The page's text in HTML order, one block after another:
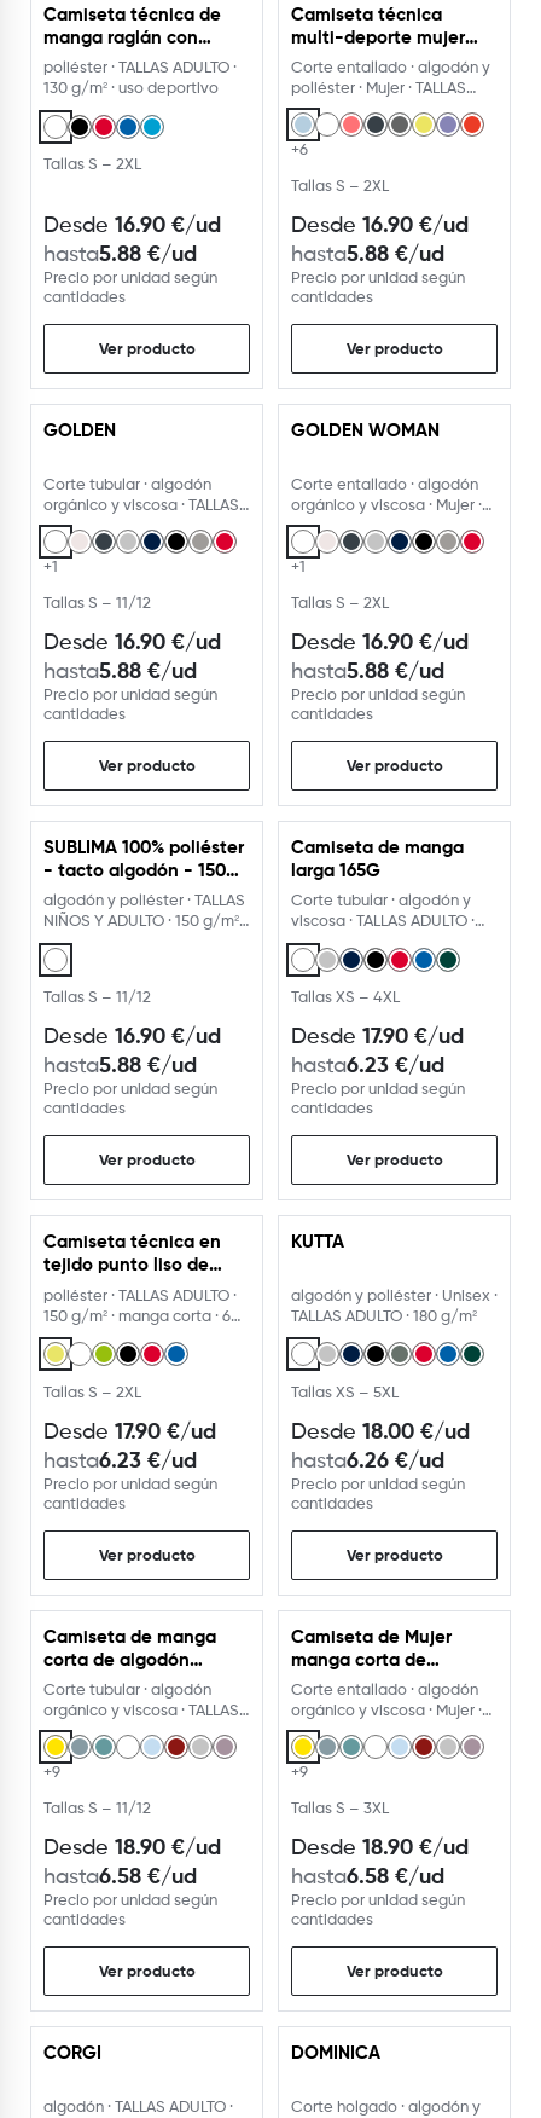
Camiseta técnica de
manga raglán con
lateral sublimado
poliéster · TALLAS ADULTO ·
130 g/m² · uso deportivo
Tallas S – 2XL
Desde 16.90 €/ud
hasta5.88 €/ud
Precio por unidad según
cantidades
Ver producto
Camiseta técnica
multi-deporte mujer
manga corta ranglan
Corte entallado · algodón y
poliéster · Mujer · TALLAS
ADULTO
+6
Tallas S – 2XL
Desde 16.90 €/ud
hasta5.88 €/ud
Precio por unidad según
cantidades
Ver producto
GOLDEN
Corte tubular · algodón
orgánico y viscosa · TALLAS
NIÑOS Y ADULTO
+1
Tallas S – 11/12
Desde 16.90 €/ud
hasta5.88 €/ud
Precio por unidad según
cantidades
Ver producto
GOLDEN WOMAN
Corte entallado · algodón
orgánico y viscosa · Mujer ·
TALLAS ADULTO
+1
Tallas S – 2XL
Desde 16.90 €/ud
hasta5.88 €/ud
Precio por unidad según
cantidades
Ver producto
SUBLIMA 100% poliéster
- tacto algodón - 150
g/m²
algodón y poliéster · TALLAS
NIÑOS Y ADULTO · 150 g/m² ·
camiseta
Tallas S – 11/12
Desde 16.90 €/ud
hasta5.88 €/ud
Precio por unidad según
cantidades
Ver producto
Camiseta de manga
larga 165G
Corte tubular · algodón y
viscosa · TALLAS ADULTO ·
165 g/m²
Tallas XS – 4XL
Desde 17.90 €/ud
hasta6.23 €/ud
Precio por unidad según
cantidades
Ver producto
Camiseta técnica en
tejido punto liso de
manga corta ranglán
poliéster · TALLAS ADULTO ·
150 g/m² · manga corta · 6
colores
Tallas S – 2XL
Desde 17.90 €/ud
hasta6.23 €/ud
Precio por unidad según
cantidades
Ver producto
KUTTA
algodón y poliéster · Unisex ·
TALLAS ADULTO · 180 g/m²
Tallas XS – 5XL
Desde 18.00 €/ud
hasta6.26 €/ud
Precio por unidad según
cantidades
Ver producto
Camiseta de manga
corta de algodón
orgánico 175g.
Corte tubular · algodón
orgánico y viscosa · TALLAS
NIÑOS Y ADULTO
+9
Tallas S – 11/12
Desde 18.90 €/ud
hasta6.58 €/ud
Precio por unidad según
cantidades
Ver producto
Camiseta de Mujer
manga corta de
algodón orgánico 175g.
Corte entallado · algodón
orgánico y viscosa · Mujer ·
TALLAS ADULTO · 17
+9
Tallas S – 3XL
Desde 18.90 €/ud
hasta6.58 €/ud
Precio por unidad según
cantidades
Ver producto
CORGI
algodón · TALLAS ADULTO ·
DOMINICA
Corte holgado · algodón y